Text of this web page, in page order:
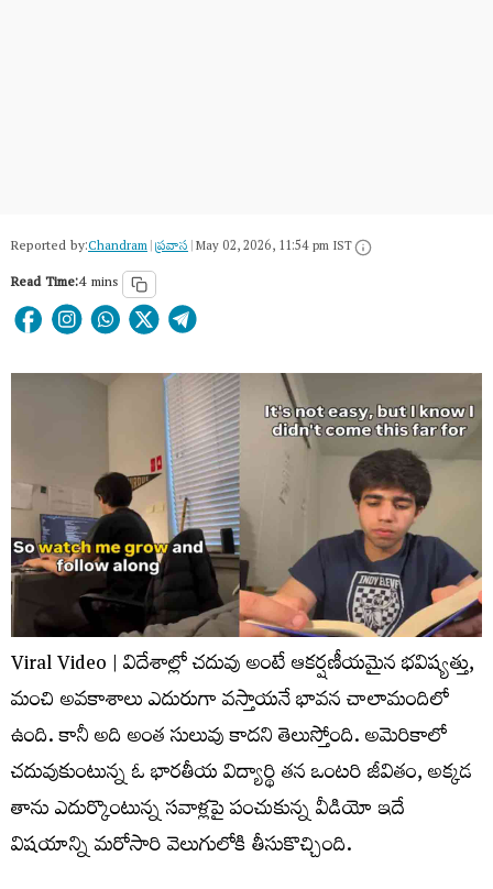
Reported by:Chandram|ప్రవాస|May 02, 2026, 11:54 pm IST
Read Time:4 mins
Viral Video | విదేశాల్లో చదువు అంటే ఆకర్షణీయమైన భవిష్యత్తు,
మంచి అవకాశాలు ఎదురుగా వస్తాయనే భావన చాలామందిలో
ఉంది. కానీ అది అంత సులువు కాదని తెలుస్తోంది. అమెరికాలో
చదువుకుంటున్న ఓ భారతీయ విద్యార్థి తన ఒంటరి జీవితం, అక్కడ
తాను ఎదుర్కొంటున్న సవాళ్లపై పంచుకున్న వీడియో ఇదే
విషయాన్ని మరోసారి వెలుగులోకి తీసుకొచ్చింది.